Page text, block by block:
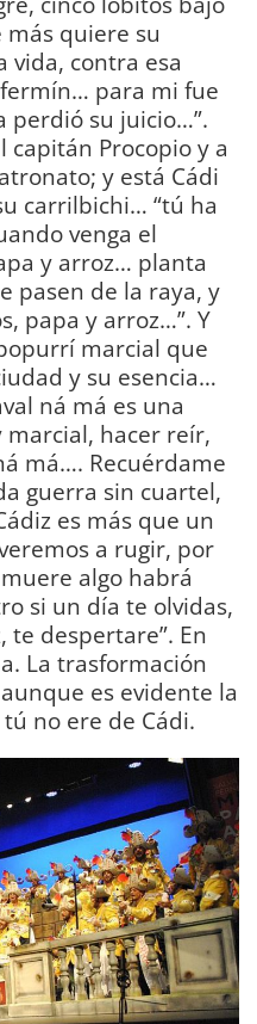
quiere su
vida, contra esa
para mi fue
perdió su juicio…”.
Procopio y a
y está Cádi
carrilbichi… “tú ha
venga el
y arroz… planta
pasen de la raya, y
papa y arroz…”. Y
marcial que
y su esencia…
ná má es una
marcial, hacer reír,
má…. Recuérdame
guerra sin cuartel,
es más que un
a rugir, por
algo habrá
si un día te olvidas,
despertare”. En
La trasformación
es evidente la
no ere de Cádi.